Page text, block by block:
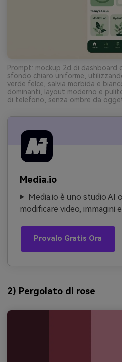
Prompt: mockup 2d di dashboard
sfondo chiaro uniforme,
verde felce, salvia morbida e
dominanti, layout moderno e
di telefono, senza ombre da
Media.io
Media.io è uno studio AI
modificare video, immagini
Provalo Gratis Ora
2) Pergolato di rose